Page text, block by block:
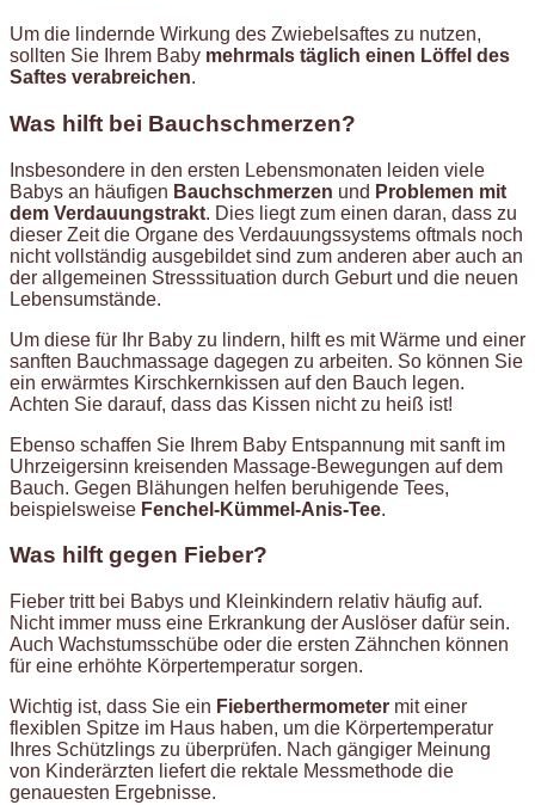
Um die lindernde Wirkung des Zwiebelsaftes zu nutzen,
sollten Sie Ihrem Baby mehrmals täglich einen Löffel des
Saftes verabreichen.
Was hilft bei Bauchschmerzen?
Insbesondere in den ersten Lebensmonaten leiden viele
Babys an häufigen Bauchschmerzen und Problemen mit
dem Verdauungstrakt. Dies liegt zum einen daran, dass zu
dieser Zeit die Organe des Verdauungssystems oftmals noch
nicht vollständig ausgebildet sind zum anderen aber auch an
der allgemeinen Stresssituation durch Geburt und die neuen
Lebensumstände.
Um diese für Ihr Baby zu lindern, hilft es mit Wärme und einer
sanften Bauchmassage dagegen zu arbeiten. So können Sie
ein erwärmtes Kirschkernkissen auf den Bauch legen.
Achten Sie darauf, dass das Kissen nicht zu heiß ist!
Ebenso schaffen Sie Ihrem Baby Entspannung mit sanft im
Uhrzeigersinn kreisenden Massage-Bewegungen auf dem
Bauch. Gegen Blähungen helfen beruhigende Tees,
beispielsweise Fenchel-Kümmel-Anis-Tee.
Was hilft gegen Fieber?
Fieber tritt bei Babys und Kleinkindern relativ häufig auf.
Nicht immer muss eine Erkrankung der Auslöser dafür sein.
Auch Wachstumsschübe oder die ersten Zähnchen können
für eine erhöhte Körpertemperatur sorgen.
Wichtig ist, dass Sie ein Fieberthermometer mit einer
flexiblen Spitze im Haus haben, um die Körpertemperatur
Ihres Schützlings zu überprüfen. Nach gängiger Meinung
von Kinderärzten liefert die rektale Messmethode die
genauesten Ergebnisse.